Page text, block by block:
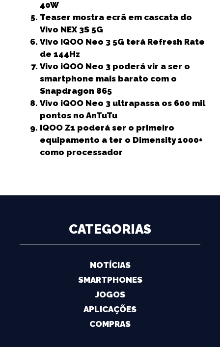
40W
Teaser mostra ecrã em cascata do
Vivo NEX 3S 5G
Vivo iQOO Neo 3 5G terá Refresh Rate
de 144Hz
Vivo iQOO Neo 3 poderá vir a ser o
smartphone mais barato com o
Snapdragon 865
Vivo iQOO Neo 3 ultrapassa os 600 mil
pontos no AnTuTu
IQOO Z1 poderá ser o primeiro
equipamento a ter o Dimensity 1000+
como processador
CATEGORIAS
NOTÍCIAS
SMARTPHONES
JOGOS
APLICAÇÕES
COMPRAS